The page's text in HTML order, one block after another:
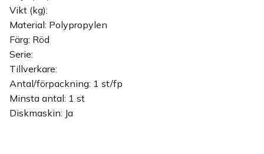
Vikt (kg):
Material: Polypropylen
Färg: Röd
Serie:
Tillverkare:
Antal/förpackning: 1 st/fp
Minsta antal: 1 st
Diskmaskin: Ja